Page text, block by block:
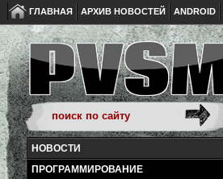
ГЛАВНАЯ АРХИВ НОВОСТЕЙ ANDROID
НОВОСТИ
ПРОГРАММИРОВАНИЕ